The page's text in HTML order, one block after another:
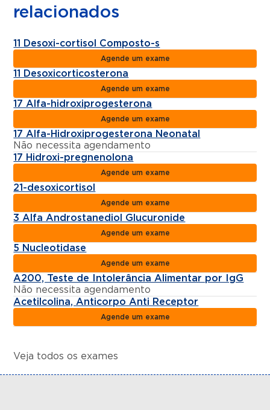
relacionados
11 Desoxi-cortisol Composto-s
Agende um exame
11 Desoxicorticosterona
Agende um exame
17 Alfa-hidroxiprogesterona
Agende um exame
17 Alfa-Hidroxiprogesterona Neonatal
Não necessita agendamento
17 Hidroxi-pregnenolona
Agende um exame
21-desoxicortisol
Agende um exame
3 Alfa Androstanediol Glucuronide
Agende um exame
5 Nucleotidase
Agende um exame
A200, Teste de Intolerância Alimentar por IgG
Não necessita agendamento
Acetilcolina, Anticorpo Anti Receptor
Agende um exame
Veja todos os exames